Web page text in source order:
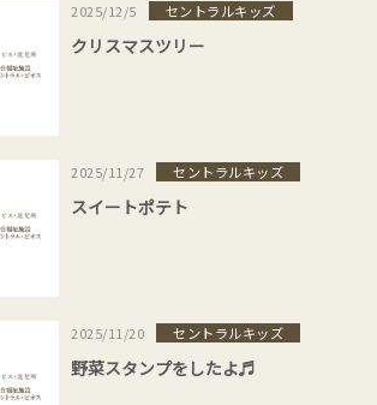
2025/12/5 セントラルキッズ
クリスマスツリー
2025/11/27 セントラルキッズ
スイートポテト
2025/11/20 セントラルキッズ
野菜スタンプをしたよ♬